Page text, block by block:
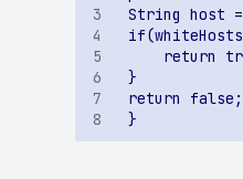
использование ранее
найденной sensitive-
информации
Хранение sensitive-
сообщения через Intent в
BroadcastReceiver
Возможность доступа к
произвольному файлу
информации в Binary
Хранение sensitive-
информации в KeyChain